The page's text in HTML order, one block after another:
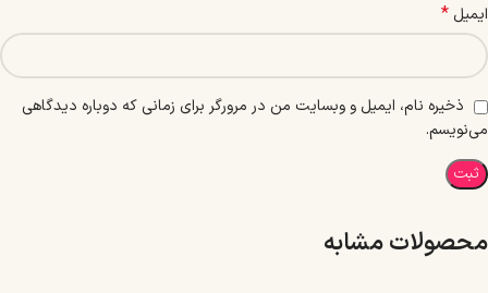
ایمیل *
ذخیره نام، ایمیل و وبسایت من در مرورگر برای زمانی که دوباره دیدگاهی
می‌نویسم.
محصولات مشابه